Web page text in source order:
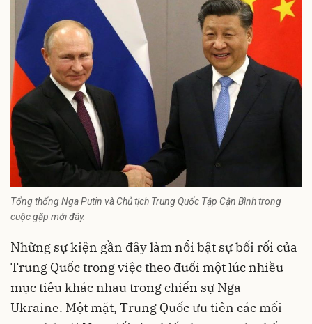
Tổng thống Nga Putin và Chủ tịch Trung Quốc Tập Cận Bình trong
cuộc gặp mới đây.
Những sự kiện gần đây làm nổi bật sự bối rối của
Trung Quốc trong việc theo đuổi một lúc nhiều
mục tiêu khác nhau trong chiến sự Nga –
Ukraine. Một mặt, Trung Quốc ưu tiên các mối